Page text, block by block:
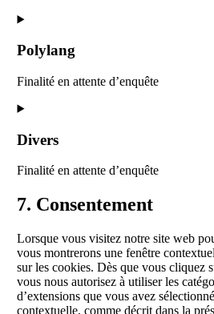
Consent
service
sourcebuster-
js
Polylang
Finalité en attente d’enquête
Consent
service
Divers
Finalité en attente d’enquête
Consent
to
divers
7. Consentement
Lorsque vous visitez notre site web
vous montrerons une fenêtre
sur les cookies. Dès que vous
vous nous autorisez à utiliser les
d’extensions que vous avez
contextuelle, comme décrit dans la